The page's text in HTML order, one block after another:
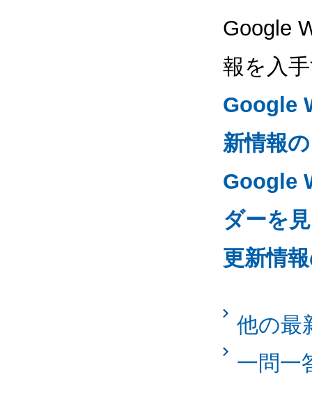
Google
報を入
Google
新情報
Google
ダーを
更新情
他の最
一問一